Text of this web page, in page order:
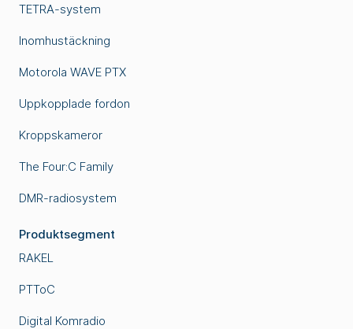
TETRA-system
Inomhustäckning
Motorola WAVE PTX
Uppkopplade fordon
Kroppskameror
The Four:C Family
DMR-radiosystem
Produktsegment
RAKEL
PTToC
Digital Komradio